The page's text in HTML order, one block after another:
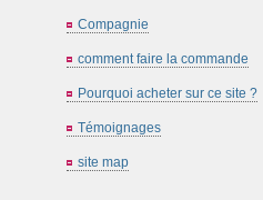
Compagnie
comment faire la commande
Pourquoi acheter sur ce site ?
Témoignages
site map